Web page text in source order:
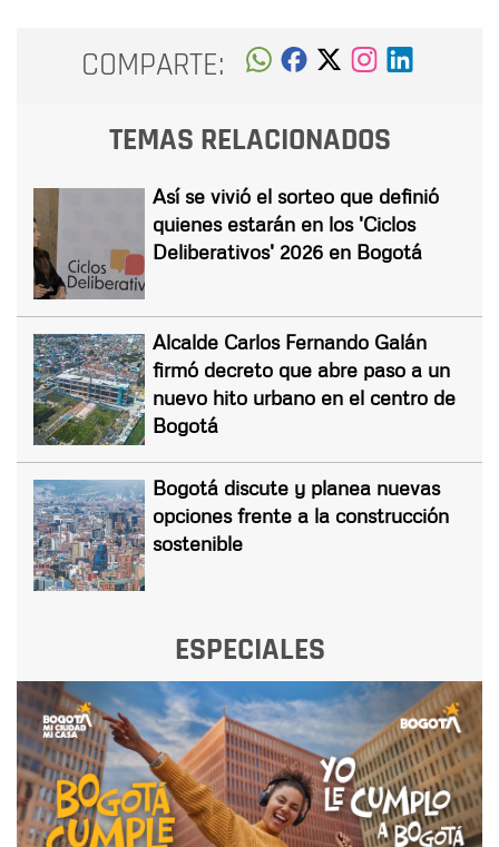
COMPARTE:
TEMAS RELACIONADOS
Así se vivió el sorteo que definió
quienes estarán en los 'Ciclos
Deliberativos' 2026 en Bogotá
Alcalde Carlos Fernando Galán
firmó decreto que abre paso a un
nuevo hito urbano en el centro de
Bogotá
Bogotá discute y planea nuevas
opciones frente a la construcción
sostenible
ESPECIALES